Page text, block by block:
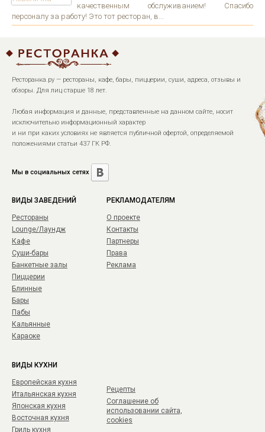
качественным обслуживанием! Спасибо
персоналу за работу! Это тот ресторан, в...
Ресторанка.ру — рестораны, кафе, бары, пиццерии, суши, адреса, отзывы и
обзоры. Для лиц старше 18 лет.
Любая информация и данные, представленные на данном сайте, носит
исключительно информационный характер
и ни при каких условиях не является публичной офертой, определяемой
положениями статьи 437 ГК РФ.
Мы в социальных сетях
ВИДЫ ЗАВЕДЕНИЙ
Рестораны
Lounge/Лаундж
Кафе
Суши-бары
Банкетные залы
Пиццерии
Блинные
Бары
Пабы
Кальянные
Караоке
РЕКЛАМОДАТЕЛЯМ
О проекте
Контакты
Партнеры
Права
Реклама
ВИДЫ КУХНИ
Европейская кухня
Итальянская кухня
Японская кухня
Восточная кухня
Гриль кухня
Рецепты
Соглашение об
использовании сайта,
cookies